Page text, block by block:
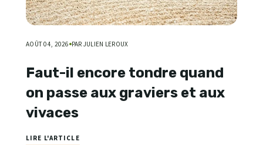
AOÛT 04, 2026 PAR JULIEN LEROUX
Faut-il encore tondre quand
on passe aux graviers et aux
vivaces
LIRE L'ARTICLE